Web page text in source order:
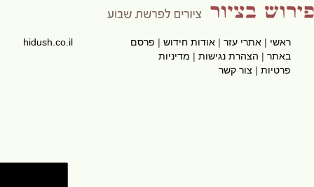
ראשי|אתרי עזר|אודות חידוש|פרסם
באתר|הצהרת נגישות|מדיניות
פרטיות|צור קשר
hidush.co.il